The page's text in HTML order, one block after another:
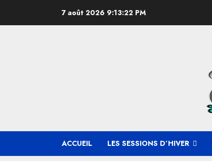
7 août 2026 9:13:23 PM
ACCUEIL LES SESSIONS D’HIVER